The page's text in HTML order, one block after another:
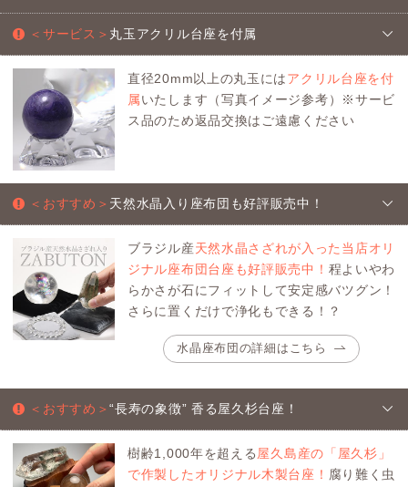
＜サービス＞ 丸玉アクリル台座を付属
直径20mm以上の丸玉にはアクリル台座を付
属いたします（写真イメージ参考）※サービ
ス品のため返品交換はご遠慮ください
＜おすすめ＞ 天然水晶入り座布団も好評販売中！
ブラジル産天然水晶さざれが入った当店オリ
ジナル座布団台座も好評販売中！ 程よいやわ
らかさが石にフィットして安定感バツグン！
さらに置くだけで浄化もできる！？
水晶座布団の詳細はこちら
＜おすすめ＞“長寿の象徴” 香る屋久杉台座！
樹齢1,000年を超える屋久島産の「屋久杉」
で作製したオリジナル木製台座！ 腐り難く虫